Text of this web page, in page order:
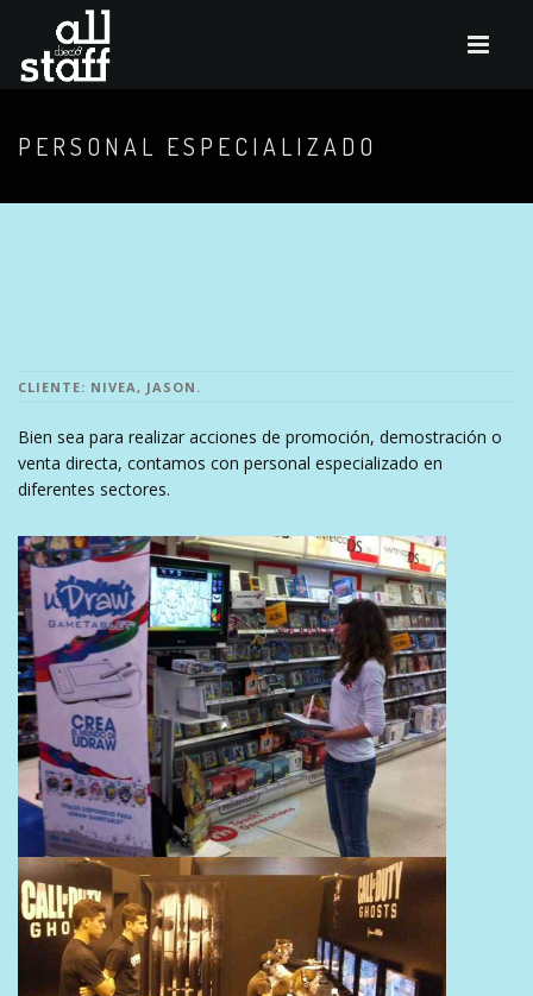
PERSONAL ESPECIALIZADO
CLIENTE: NIVEA, JASON.
Bien sea para realizar acciones de promoción, demostración o
venta directa, contamos con personal especializado en
diferentes sectores.